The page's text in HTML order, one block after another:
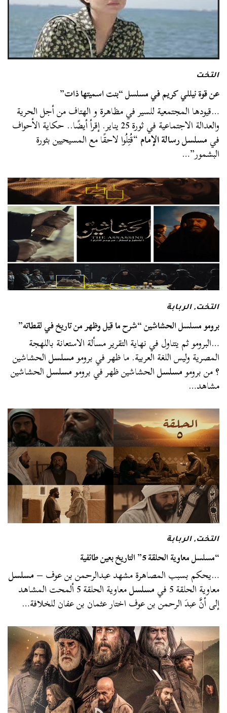
التخت
عن قوة نيللي كريم في مسلسل “بنت اسميتها ذات”
…قيودها المجتمعية للسير في مظاهرة و الهتاف من أجل الحرية
والعدالة الاجتماعية في ثورة 25 يناير. إقرأ أيضًا.. حكاية الأحواف
فيمسلسل رسالة الإمام“قُتِلُوا لاحقًا مع المسيحيين بثورة
البشمور”…
التخت,الربابة
برومو مسلسل الحشاشين “شرح ما قيل وظهر من تاريخ في لقطاته”
…البرومو ثم يتناول في نهاية التقرير مسألة الاستعانة باللهجة
المصرية وليس اللغة العربية. ما ظهر في برومومسلسلالحشاشين
؟ من برومومسلسلالحشاشين ظهر في برومومسلسلالحشاشين
مشاهد…
التخت,الربابة
“مسلسل معاوية الحلقة 5” التاريخ بعين طائفية
…يحكم بسبب المصاهرة مشهد عبدالرحمن بن عوف –مسلسل
معاوية الحلقة 5 في مسلسل معاوية الحلقة 5 ألمحت المشاهد
إلى أنَّ عبدَ الرحمن بن عوف اختار عثمان بن عفان للخلافة…